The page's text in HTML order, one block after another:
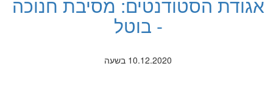
אגודת הסטודנטים: מסיבת חנוכה
- בוטל
10.12.2020 בשעה